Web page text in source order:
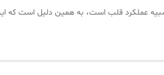
عملکرد قلب است، به همین دلیل است که